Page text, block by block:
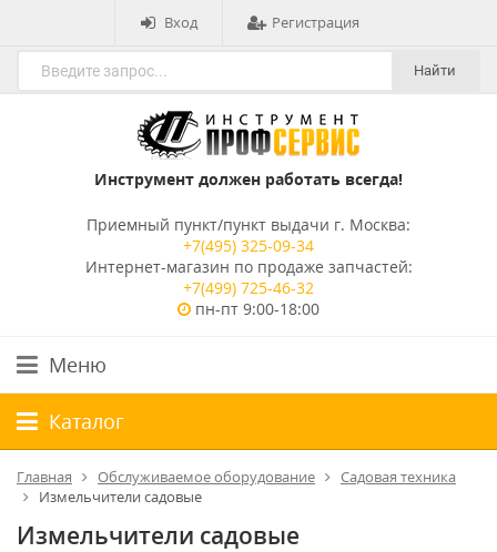
Вход Регистрация
Найти
Инструмент должен работать всегда!
Приемный пункт/пункт выдачи г. Москва:
+7(495) 325-09-34
Интернет-магазин по продаже запчастей:
+7(499) 725-46-32
пн-пт 9:00-18:00
Меню
Каталог
Главная Обслуживаемое оборудование
Садовая техника
Измельчители садовые
Измельчители садовые